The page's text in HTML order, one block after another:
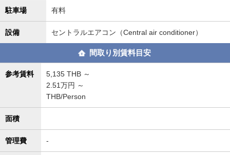
駐車場 有料
設備 セントラルエアコン（Central air conditioner）
間取り別賃料目安
参考賃料 5,135 THB ～
2.51万円 ～
THB/Person
面積
管理費 -